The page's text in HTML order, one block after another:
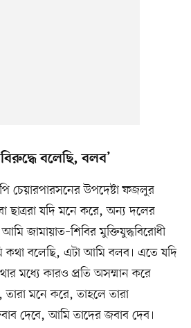
বিরুদ্ধে বলেছি, বলব’
চেয়ারপারসনের উপদেষ্টা ফজলুর
ছাত্ররা যদি মনে করে, অন্য দলের
জামায়াত–শিবির মুক্তিযুদ্ধবিরোধী
বলেছি, এটা আমি বলব। এতে যদি
মধ্যে কারও প্রতি অসম্মান করে
মনে করে, তাহলে তারা
দেবে, আমি তাদের জবাব দেব।